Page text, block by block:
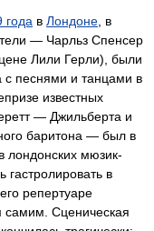
года в Лондоне , в
— Чарльз Спенсер
Лили Герли), были
с песнями и танцами в
известных
— Джильберта и
баритона — был в
лондонских мюзик-
гастролировать в
репертуаре
самим. Сценическая